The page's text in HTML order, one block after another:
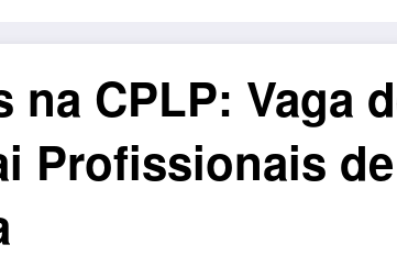
na CPLP: Vaga
Profissionais